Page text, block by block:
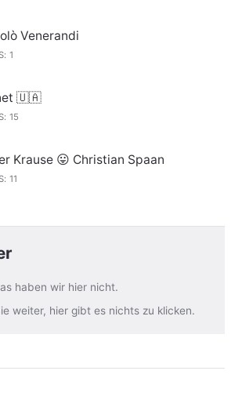
Venerandi
1
🇺🇦
15
Krause 😛 Christian Spaan
11
haben wir hier nicht.
weiter, hier gibt es nichts zu klicken.